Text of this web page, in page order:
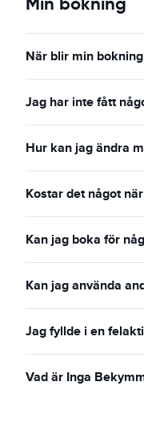
När blir min
Jag har inte fått
Hur kan jag ändra
Kostar det något
Kan jag boka för
Kan jag använda
Jag fyllde i en
Vad är Inga